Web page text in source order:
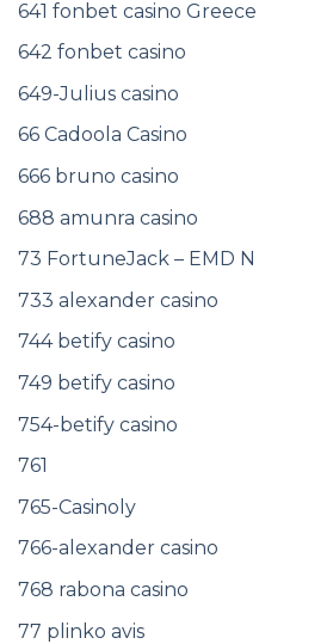
641 fonbet casino Greece
642 fonbet casino
649-Julius casino
66 Cadoola Casino
666 bruno casino
688 amunra casino
73 FortuneJack – EMD N
733 alexander casino
744 betify casino
749 betify casino
754-betify casino
761
765-Casinoly
766-alexander casino
768 rabona casino
77 plinko avis